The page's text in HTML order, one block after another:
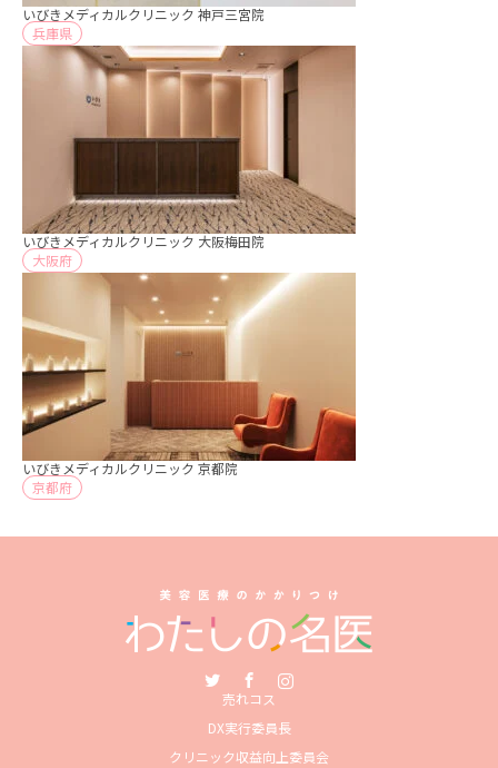
いびきメディカルクリニック 神戸三宮院
兵庫県
いびきメディカルクリニック 大阪梅田院
大阪府
いびきメディカルクリニック 京都院
京都府
売れコス
DX実行委員長
クリニック収益向上委員会